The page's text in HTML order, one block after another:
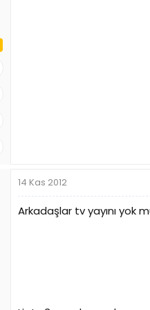
14 Kas 2012
Arkadaşlar tv yayını yok